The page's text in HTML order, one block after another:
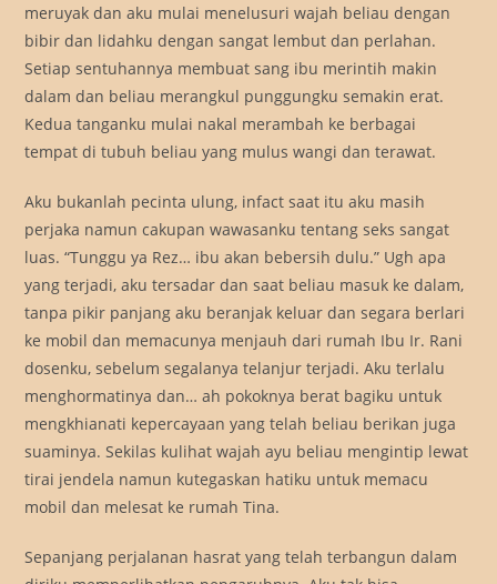
meruyak dan aku mulai menelusuri wajah beliau dengan
bibir dan lidahku dengan sangat lembut dan perlahan.
Setiap sentuhannya membuat sang ibu merintih makin
dalam dan beliau merangkul punggungku semakin erat.
Kedua tanganku mulai nakal merambah ke berbagai
tempat di tubuh beliau yang mulus wangi dan terawat.
Aku bukanlah pecinta ulung, infact saat itu aku masih
perjaka namun cakupan wawasanku tentang seks sangat
luas. “Tunggu ya Rez… ibu akan bebersih dulu.” Ugh apa
yang terjadi, aku tersadar dan saat beliau masuk ke dalam,
tanpa pikir panjang aku beranjak keluar dan segara berlari
ke mobil dan memacunya menjauh dari rumah Ibu Ir. Rani
dosenku, sebelum segalanya telanjur terjadi. Aku terlalu
menghormatinya dan… ah pokoknya berat bagiku untuk
mengkhianati kepercayaan yang telah beliau berikan juga
suaminya. Sekilas kulihat wajah ayu beliau mengintip lewat
tirai jendela namun kutegaskan hatiku untuk memacu
mobil dan melesat ke rumah Tina.
Sepanjang perjalanan hasrat yang telah terbangun dalam